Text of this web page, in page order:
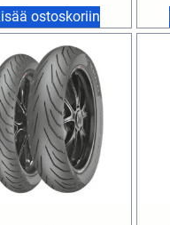
ostoskoriin